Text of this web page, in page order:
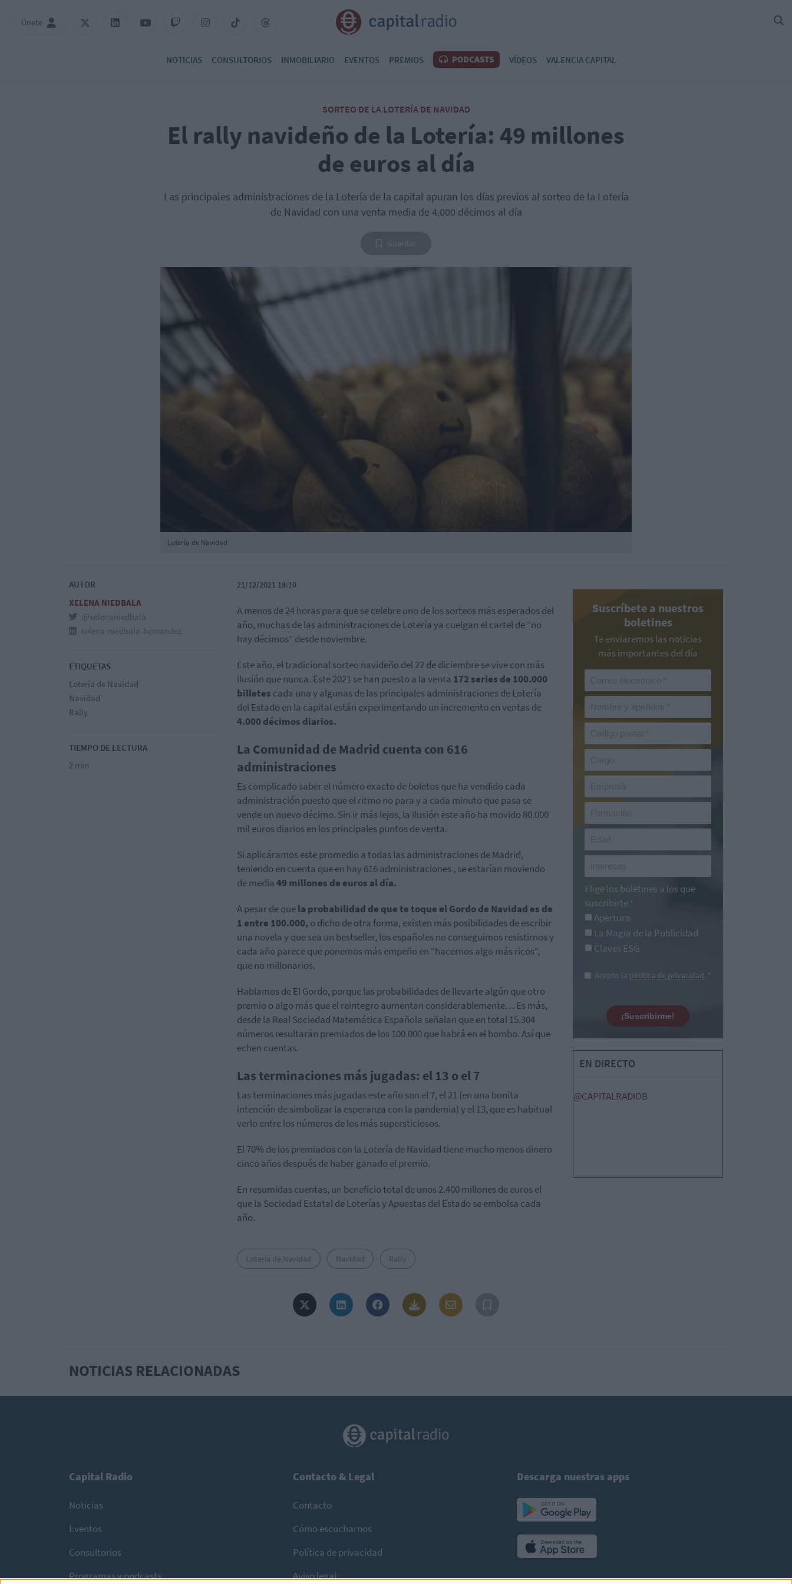
Únete
NOTICIAS CONSULTORIOS INMOBILIARIO EVENTOS PREMIOS PODCASTS VÍDEOS VALENCIA CAPITAL
SORTEO DE LA LOTERÍA DE NAVIDAD
El rally navideño de la Lotería: 49 millones
de euros al día
Las principales administraciones de la Lotería de la capital apuran los días previos al sorteo de la Lotería
de Navidad con una venta media de 4.000 décimos al día
Lotería de Navidad
AUTOR
XELENA NIEDBALA
@xelenaniedbala
xelena-niedbala-hernandez
ETIQUETAS
Lotería de Navidad
Navidad
Rally
TIEMPO DE LECTURA
2 min
21/12/2021 18:10
A menos de 24 horas para que se celebre uno de los sorteos más esperados del
año, muchas de las administraciones de Lotería ya cuelgan el cartel de “no
hay décimos” desde noviembre.
Este año, el tradicional sorteo navideño del 22 de diciembre se vive con más
ilusión que nunca. Este 2021 se han puesto a la venta 172 series de 100.000
billetes cada una y algunas de las principales administraciones de Lotería
del Estado en la capital están experimentando un incremento en ventas de
4.000 décimos diarios.
La Comunidad de Madrid cuenta con 616
administraciones
Es complicado saber el número exacto de boletos que ha vendido cada
administración puesto que el ritmo no para y a cada minuto que pasa se
vende un nuevo décimo. Sin ir más lejos, la ilusión este año ha movido 80.000
mil euros diarios en los principales puntos de venta.
Si aplicáramos este promedio a todas las administraciones de Madrid,
teniendo en cuenta que en hay 616 administraciones , se estarían moviendo
de media 49 millones de euros al día.
A pesar de quela probabilidad de que te toque el Gordo de Navidad es de
1 entre 100.000, o dicho de otra forma, existen más posibilidades de escribir
una novela y que sea un bestseller, los españoles no conseguimos resistirnos y
cada año parece que ponemos más empeño en “hacernos algo más ricos”,
que no millonarios.
Hablamos de El Gordo, porque las probabilidades de llevarte algún que otro
premio o algo más que el reintegro aumentan considerablemente… Es más,
desde la Real Sociedad Matemática Española señalan que en total 15.304
números resultarán premiados de los 100.000 que habrá en el bombo. Así que
echen cuentas.
Las terminaciones más jugadas: el 13 o el 7
Las terminaciones más jugadas este año son el 7, el 21 (en una bonita
intención de simbolizar la esperanza con la pandemia) y el 13, que es habitual
verlo entre los números de los más supersticiosos.
El 70% de los premiados con la Lotería de Navidad tiene mucho menos dinero
cinco años después de haber ganado el premio.
En resumidas cuentas, un beneficio total de unos 2.400 millones de euros el
que la Sociedad Estatal de Loterías y Apuestas del Estado se embolsa cada
año.
Lotería de Navidad Navidad Rally
Suscríbete a nuestros
boletines
Te enviaremos las noticias
más importantes del día
Elige los boletines a los que
suscribirte *
Apertura
La Magia de la Publicidad
Claves ESG
Acepto la política de privacidad. *
¡Suscribirme!
EN DIRECTO
@CAPITALRADIOB
NOTICIAS RELACIONADAS
Capital Radio
Noticias
Eventos
Consultorios
Programas y podcasts
Contacto & Legal
Contacto
Cómo escucharnos
Política de privacidad
Aviso legal
Descarga nuestras apps